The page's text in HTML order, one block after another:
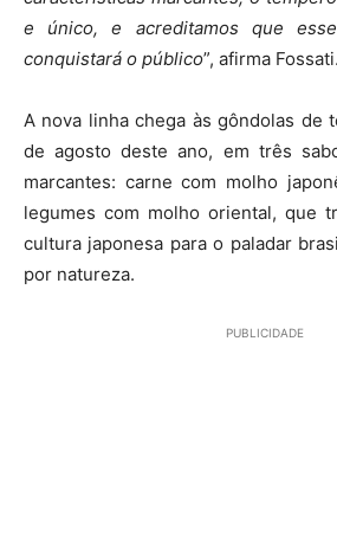
e único, e acreditamos que
conquistará o público”, afirma Fossati.
A nova linha chega às gôndolas de
de agosto deste ano, em três
marcantes: carne com molho
legumes com molho oriental, que
cultura japonesa para o paladar
por natureza.
PUBLICIDADE